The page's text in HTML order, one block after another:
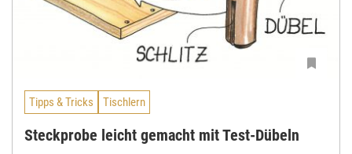
Tipps & Tricks Tischlern
Steckprobe leicht gemacht mit Test-Dübeln